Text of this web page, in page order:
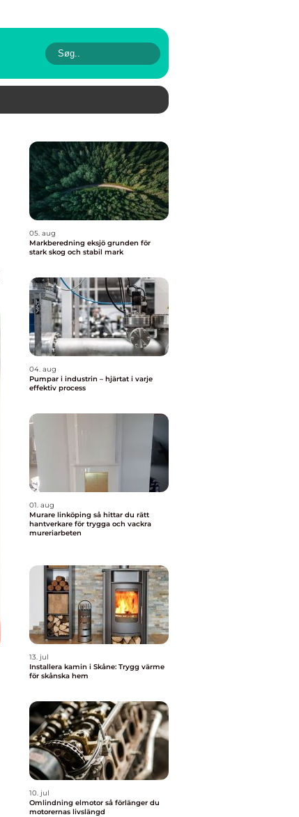
05. aug
Markberedning eksjö grunden för
stark skog och stabil mark
04. aug
Pumpar i industrin – hjärtat i varje
effektiv process
01. aug
Murare linköping så hittar du rätt
hantverkare för trygga och vackra
mureriarbeten
13. jul
Installera kamin i Skåne: Trygg värme
för skånska hem
10. jul
Omlindning elmotor så förlänger du
motorernas livslängd